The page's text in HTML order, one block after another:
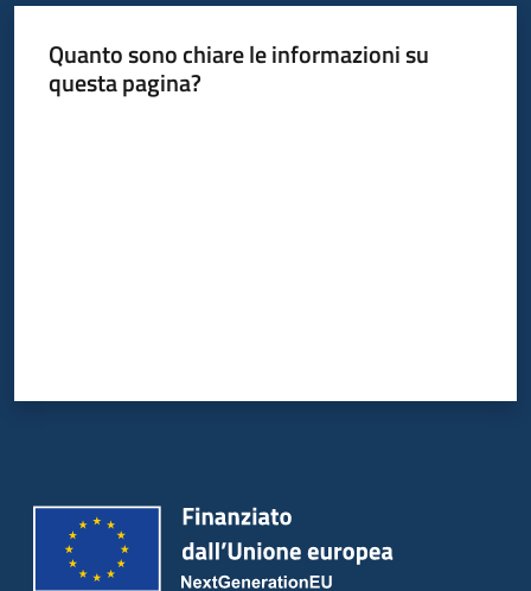
Quanto sono chiare le informazioni su
questa pagina?